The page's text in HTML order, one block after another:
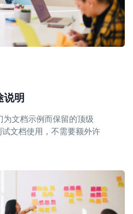
说明
文档示例而保留的顶级
文档使用，不需要额外许